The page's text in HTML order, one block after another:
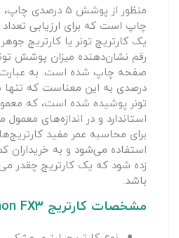
منظور از پوشش 5
چاپ است که برای ارزیابی
یک کارتریج تونر یا کارتریج
رقم نشان‌دهنده میزان پوشش
تونر پوشیده شده است، که
استاندارد و در اندازه‌های معمول
برای محاسبه عمر مفید
استفاده می‌شود و به
زده شود که یک کارتریج چقدر
باشد.
مشخصات کارتریج Canon FX3